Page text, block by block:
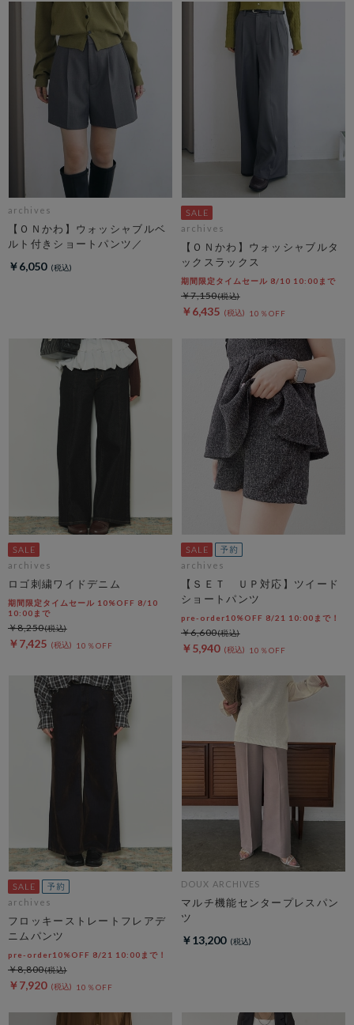
archives
【ＯＮかわ】ウォッシャブルベ
ルト付きショートパンツ／
￥6,050
archives
【ＯＮかわ】ウォッシャブルタ
ックスラックス
期間限定タイムセール 8/10 10:00まで
￥6,435 10％OFF
￥7,150
archives
ロゴ刺繍ワイドデニム
期間限定タイムセール 10%OFF 8/10
10:00まで
￥7,425 10％OFF
￥8,250
archives
【ＳＥＴ ＵＰ対応】ツイード
ショートパンツ
pre-order10%OFF 8/21 10:00まで！
￥5,940 10％OFF
￥6,600
archives
フロッキーストレートフレアデ
ニムパンツ
pre-order10%OFF 8/21 10:00まで！
￥7,920 10％OFF
￥8,800
DOUX ARCHIVES
マルチ機能センタープレスパン
ツ
￥13,200